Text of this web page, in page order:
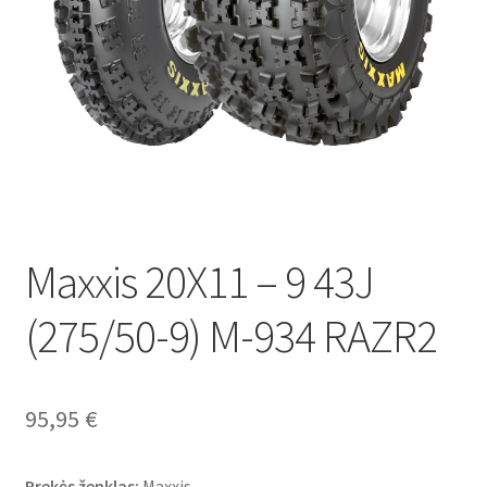
Maxxis 20X11 – 9 43J
(275/50-9) M-934 RAZR2
95,95 €